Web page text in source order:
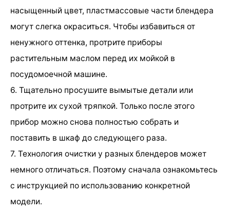
насыщенный цвет, пластмассовые части блендера
могут слегка окраситься. Чтобы избавиться от
ненужного оттенка, протрите приборы
растительным маслом перед их мойкой в
посудомоечной машине.
6. Тщательно просушите вымытые детали или
протрите их сухой тряпкой. Только после этого
прибор можно снова полностью собрать и
поставить в шкаф до следующего раза.
7. Технология очистки у разных блендеров может
немного отличаться. Поэтому сначала ознакомьтесь
с инструкцией по использованию конкретной
модели.